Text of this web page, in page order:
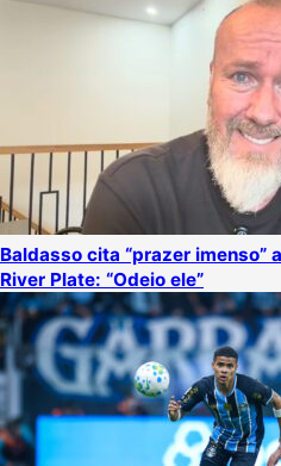
Baldasso cita “prazer imenso”
River Plate: “Odeio ele”